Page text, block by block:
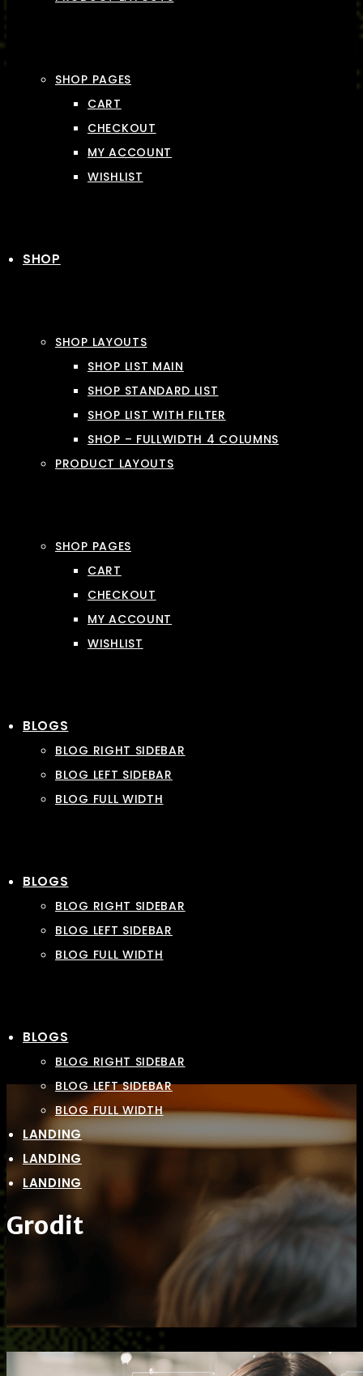
SHOP PAGES
CART
CHECKOUT
MY ACCOUNT
WISHLIST
SHOP
SHOP LAYOUTS
SHOP LIST MAIN
SHOP STANDARD LIST
SHOP LIST WITH FILTER
SHOP – FULLWIDTH 4 COLUMNS
PRODUCT LAYOUTS
SHOP PAGES
CART
CHECKOUT
MY ACCOUNT
WISHLIST
BLOGS
BLOG RIGHT SIDEBAR
BLOG LEFT SIDEBAR
BLOG FULL WIDTH
BLOGS
BLOG RIGHT SIDEBAR
BLOG LEFT SIDEBAR
BLOG FULL WIDTH
BLOGS
BLOG RIGHT SIDEBAR
BLOG LEFT SIDEBAR
BLOG FULL WIDTH
LANDING
LANDING
LANDING
Grodit